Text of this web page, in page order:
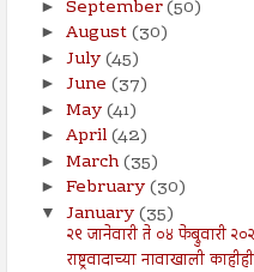
► September(50)
► August(30)
► July(45)
► June (37)
► May(41)
► April(42)
► March(35)
► February(30)
▼ January(35)
२९ जानेवारी ते ०४ फेब्रुवारी
राष्ट्रवादाच्या नावाखाली